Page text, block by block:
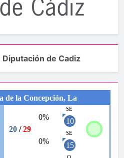
Diputación de Cadiz